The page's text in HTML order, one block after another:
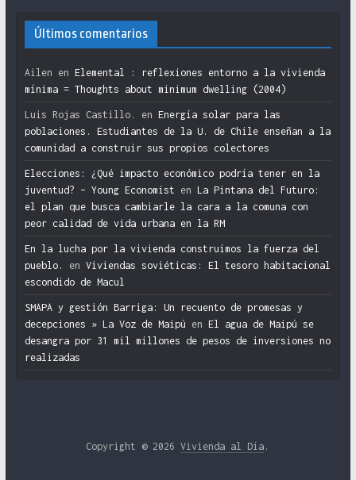
Últimos comentarios
Ailen en Elemental : reflexiones entorno a la vivienda
mínima = Thoughts about minimum dwelling (2004)
Luis Rojas Castillo. en Energía solar para las
poblaciones. Estudiantes de la U. de Chile enseñan a la
comunidad a construir sus propios colectores
Elecciones: ¿Qué impacto económico podría tener en la
juventud? – Young Economist en La Pintana del Futuro:
el plan que busca cambiarle la cara a la comuna con
peor calidad de vida urbana en la RM
En la lucha por la vivienda construimos la fuerza del
pueblo.
en Viviendas soviéticas: El tesoro habitacional
escondido de Macul
SMAPA y gestión Barriga: Un recuento de promesas y
decepciones » La Voz de Maipú en El agua de Maipú se
desangra por 31 mil millones de pesos de inversiones no
realizadas
Copyright © 2026Vivienda al Día .